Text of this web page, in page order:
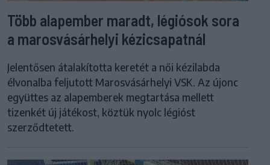
Több alapember maradt, légiósok sora
a marosvásárhelyi kézicsapatnál
Jelentősen átalakította keretét a női kézilabda
élvonalba feljutott Marosvásárhelyi VSK. Az újonc
együttes az alapemberek megtartása mellett
tizenkét új játékost, köztük nyolc légióst
szerződtetett.